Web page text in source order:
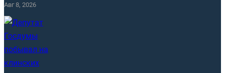
Авг 8, 2026